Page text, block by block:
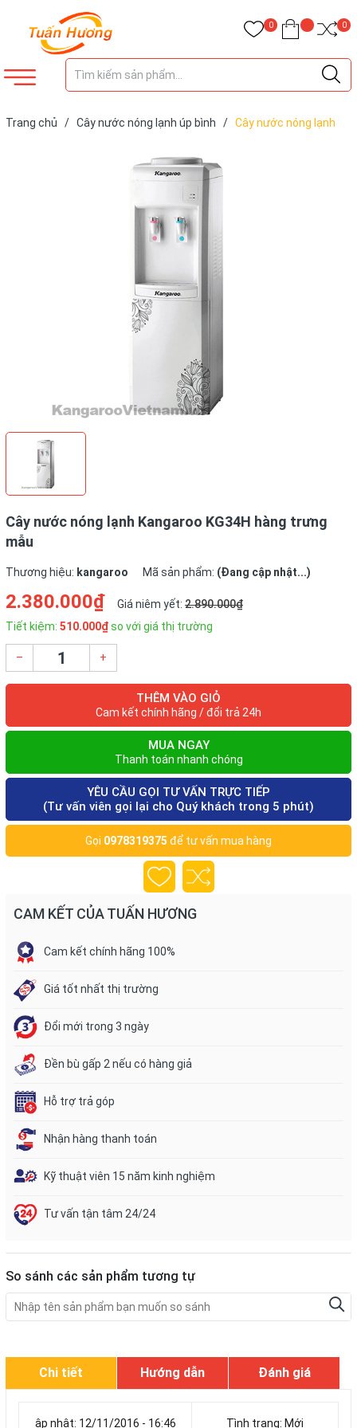
0 0
Trang chủ / Cây nước nóng lạnh úp bình / Cây nước nóng lạnh
Cây nước nóng lạnh Kangaroo KG34H hàng trưng
mẫu
Thương hiệu: kangaroo Mã sản phẩm: (Đang cập nhật...)
2.380.000₫ Giá niêm yết: 2.890.000₫
Tiết kiệm: 510.000₫so với giá thị trường
– +
THÊM VÀO GIỎ
Cam kết chính hãng / đổi trả 24h
MUA NGAY
Thanh toán nhanh chóng
YÊU CẦU GỌI TƯ VẤN TRỰC TIẾP
(Tư vấn viên gọi lại cho Quý khách trong 5 phút)
Gọi 0978319375 để tư vấn mua hàng
CAM KẾT CỦA TUẤN HƯƠNG
Cam kết chính hãng 100%
Giá tốt nhất thị trường
Đổi mới trong 3 ngày
Đền bù gấp 2 nếu có hàng giả
Hỗ trợ trả góp
Nhận hàng thanh toán
Kỹ thuật viên 15 năm kinh nghiệm
Tư vấn tận tâm 24/24
So sánh các sản phẩm tương tự
Chi tiết Hướng dẫn Đánh giá
ập nhật: 12/11/2016 - 16:46 Tình trạng: Mới